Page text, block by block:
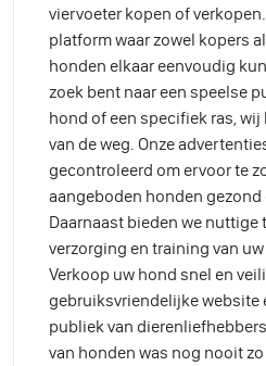
viervoeter kopen of
platform waar zowel kopers
honden elkaar eenvoudig
zoek bent naar een speelse
hond of een specifiek ras,
van de weg. Onze
gecontroleerd om ervoor te
aangeboden honden gezond
Daarnaast bieden we nuttige
verzorging en training van
Verkoop uw hond snel en
gebruiksvriendelijke website
publiek van
van honden was nog nooit